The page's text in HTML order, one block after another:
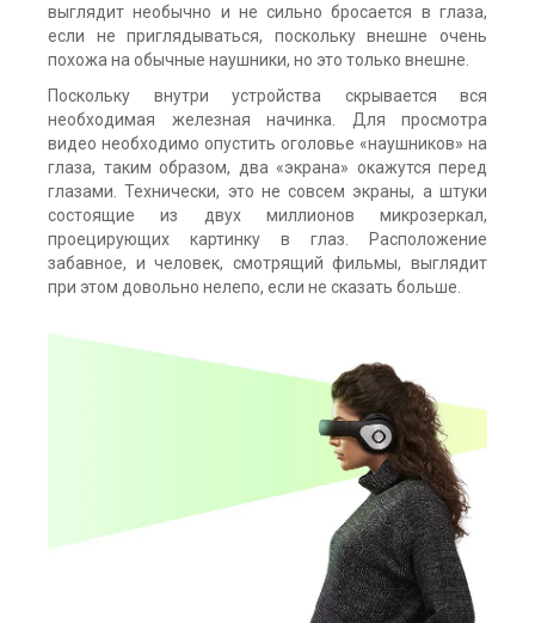
выглядит необычно и не сильно бросается в глаза,
если не приглядываться, поскольку внешне очень
похожа на обычные наушники, но это только внешне.
Поскольку внутри устройства скрывается вся
необходимая железная начинка. Для просмотра
видео необходимо опустить оголовье «наушников» на
глаза, таким образом, два «экрана» окажутся перед
глазами. Технически, это не совсем экраны, а штуки
состоящие из двух миллионов микрозеркал,
проецирующих картинку в глаз. Расположение
забавное, и человек, смотрящий фильмы, выглядит
при этом довольно нелепо, если не сказать больше.